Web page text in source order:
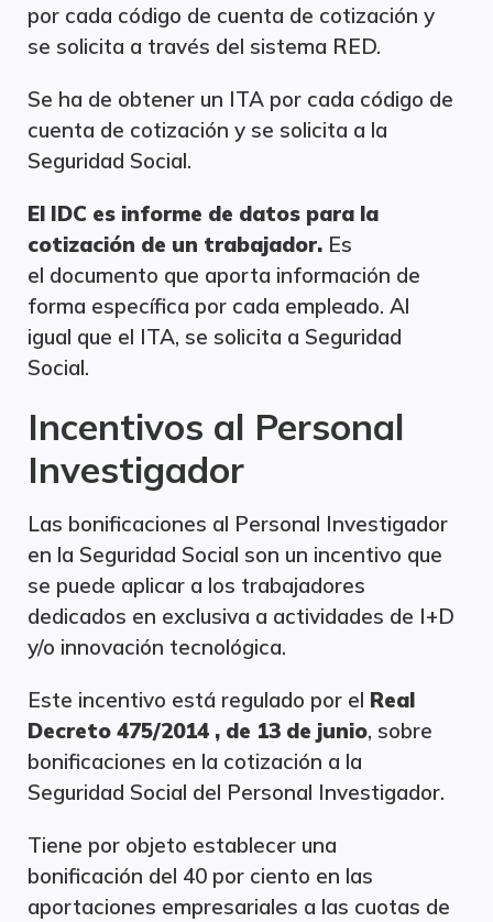
por cada código de cuenta de cotización y
se solicita a través del sistema RED.
Se ha de obtener un ITA por cada código de
cuenta de cotización y se solicita a la
Seguridad Social.
El IDC es informe de datos para la
cotización de un trabajador. Es
el documento que aporta información de
forma específica por cada empleado. Al
igual que el ITA, se solicita a Seguridad
Social.
Incentivos al Personal
Investigador
Las bonificaciones al Personal Investigador
en la Seguridad Social son un incentivo que
se puede aplicar a los trabajadores
dedicados en exclusiva a actividades de I+D
y/o innovación tecnológica.
Este incentivo está regulado por el Real
Decreto 475/2014 , de 13 de junio, sobre
bonificaciones en la cotización a la
Seguridad Social del Personal Investigador.
Tiene por objeto establecer una
bonificación del 40 por ciento en las
aportaciones empresariales a las cuotas de